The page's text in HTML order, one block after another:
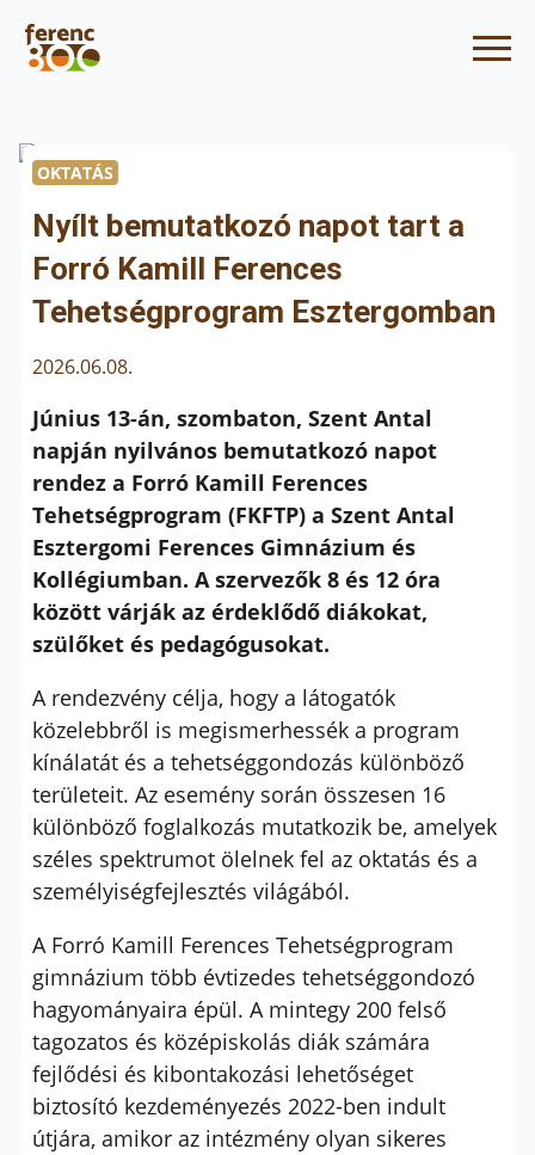
OKTATÁS
Nyílt bemutatkozó napot tart a
Forró Kamill Ferences
Tehetségprogram Esztergomban
2026.06.08.
Június 13-án, szombaton, Szent Antal
napján nyilvános bemutatkozó napot
rendez a Forró Kamill Ferences
Tehetségprogram (FKFTP) a Szent Antal
Esztergomi Ferences Gimnázium és
Kollégiumban. A szervezők 8 és 12 óra
között várják az érdeklődő diákokat,
szülőket és pedagógusokat.
A rendezvény célja, hogy a látogatók
közelebbről is megismerhessék a program
kínálatát és a tehetséggondozás különböző
területeit. Az esemény során összesen 16
különböző foglalkozás mutatkozik be, amelyek
széles spektrumot ölelnek fel az oktatás és a
személyiségfejlesztés világából.
A Forró Kamill Ferences Tehetségprogram
gimnázium több évtizedes tehetséggondozó
hagyományaira épül. A mintegy 200 felső
tagozatos és középiskolás diák számára
fejlődési és kibontakozási lehetőséget
biztosító kezdeményezés 2022-ben indult
útjára, amikor az intézmény olyan sikeres